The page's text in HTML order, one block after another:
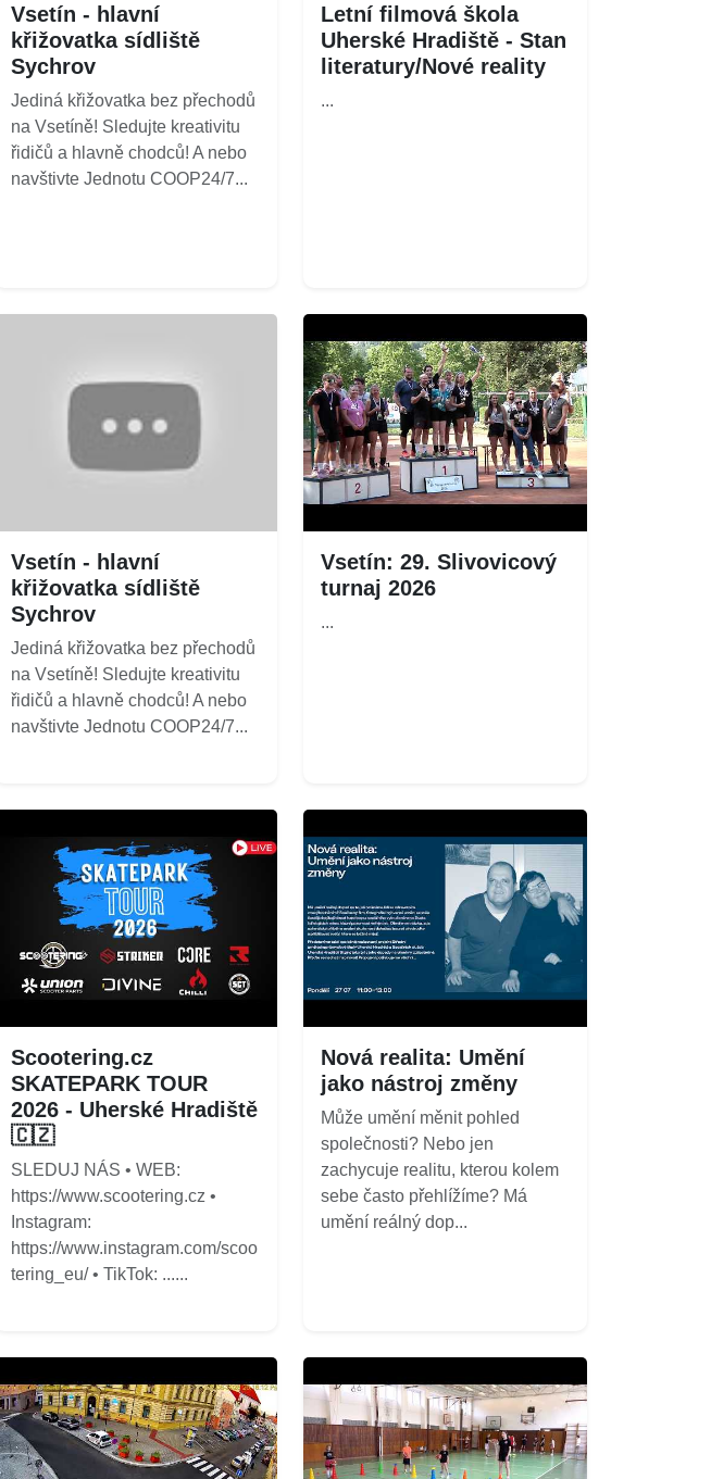
Vsetín - hlavní
křižovatka sídliště
Sychrov
Jediná křižovatka bez přechodů
na Vsetíně! Sledujte kreativitu
řidičů a hlavně chodců! A nebo
navštivte Jednotu COOP24/7...
Letní filmová škola
Uherské Hradiště - Stan
literatury/Nové reality
...
Vsetín - hlavní
křižovatka sídliště
Sychrov
Jediná křižovatka bez přechodů
na Vsetíně! Sledujte kreativitu
řidičů a hlavně chodců! A nebo
navštivte Jednotu COOP24/7...
Vsetín: 29. Slivovicový
turnaj 2026
...
Scootering.cz
SKATEPARK TOUR
2026 - Uherské Hradiště
🇨🇿
SLEDUJ NÁS • WEB:
https://www.scootering.cz •
Instagram:
https://www.instagram.com/scoo
tering_eu/ • TikTok: ......
Nová realita: Umění
jako nástroj změny
Může umění měnit pohled
společnosti? Nebo jen
zachycuje realitu, kterou kolem
sebe často přehlížíme? Má
umění reálný dop...